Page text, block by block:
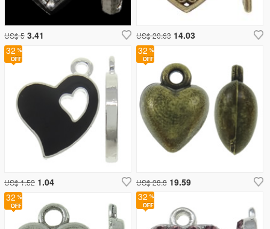
32
US$ 1.52 1.04
32
32
US$ 20.63 14.03
US$ 5 3.41
32
US$ 28.8 19.59